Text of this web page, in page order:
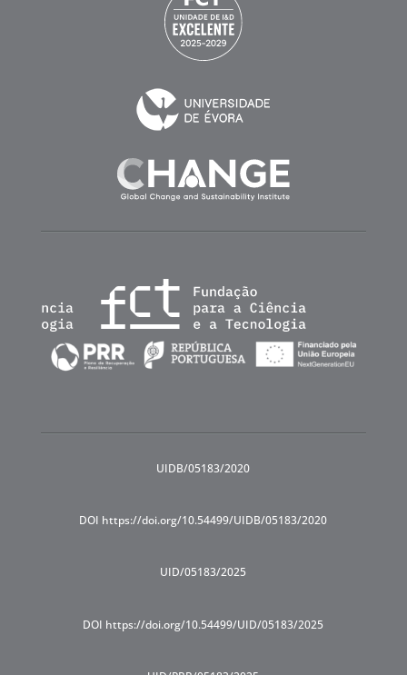
UIDB/05183/2020
DOI https://doi.org/10.54499/UIDB/05183/2020
UID/05183/2025
DOI https://doi.org/10.54499/UID/05183/2025